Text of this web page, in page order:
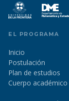
EL PROGRAMA
Inicio
Postulación
Plan de estudios
Cuerpo académico